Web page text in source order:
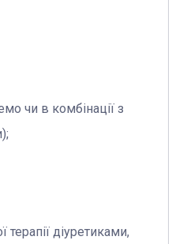
чи в комбінації з
діуретиками,